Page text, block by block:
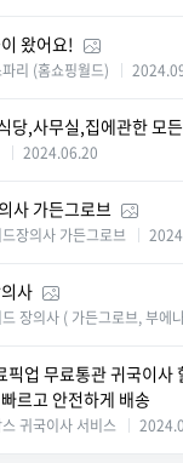
왔어요!
리 (홈쇼핑월드)
당,사무실,집에관한 모
2024.06.20
사 가든그로브
장의사 가든그로브
사
장의사 ( 가든그로브, 부에
픽업 무료통관 귀국이사
르고 안전하게 배송
귀국이사 서비스